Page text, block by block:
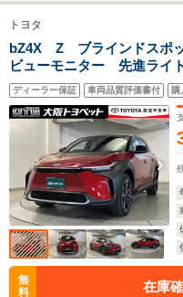
トヨタ
bZ4X Z ブラインドスポ
ビューモニター 先進ラ
ルセグTV メディアプレ
シート LEDヘッドライト
ル踏み間違い
ディーラー保証 車両品質評価書付 購
無
料
在庫